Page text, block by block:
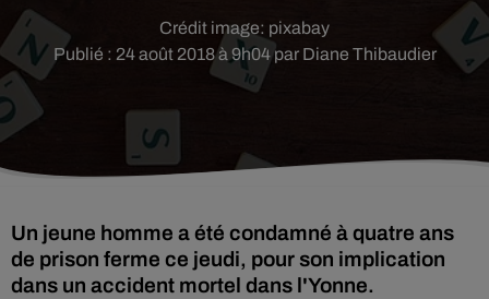
Publié : 24 août 2018 à 9h04 par Diane Thibaudier
Crédit image: pixabay
Un jeune homme a été condamné à quatre ans
de prison ferme ce jeudi, pour son implication
dans un accident mortel dans l'Yonne.